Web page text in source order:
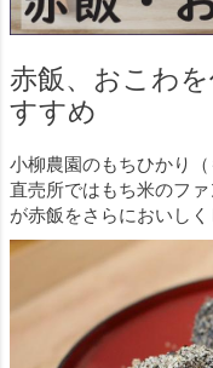
赤飯、おこわ
すすめ
小柳農園のもちひかり
直売所ではもち米のフ
が赤飯をさらにおいしく